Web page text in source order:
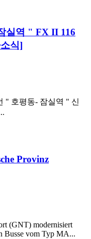
실역 " FX II 116
식]
" 호평동- 잠실역 " 신
Provinz
(GNT) modernisiert
Busse vom Typ MA...